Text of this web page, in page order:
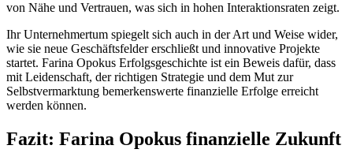
von Nähe und Vertrauen, was sich in hohen Interaktionsraten zeigt.
Ihr Unternehmertum spiegelt sich auch in der Art und Weise wider,
wie sie neue Geschäftsfelder erschließt und innovative Projekte
startet. Farina Opokus Erfolgsgeschichte ist ein Beweis dafür, dass
mit Leidenschaft, der richtigen Strategie und dem Mut zur
Selbstvermarktung bemerkenswerte finanzielle Erfolge erreicht
werden können.
Fazit: Farina Opokus finanzielle Zukunft